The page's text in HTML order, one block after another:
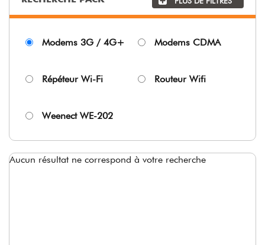
Modems 3G / 4G+ Modems CDMA
Répéteur Wi-Fi Routeur Wifi
Weenect WE-202
Aucun résultat ne correspond à votre recherche